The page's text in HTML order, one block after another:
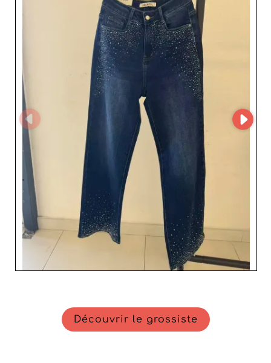
fournisseur et développer un partenariat avec un
spécialiste reconnu du prêt-à-porter féminin.
Découvrir le grossiste